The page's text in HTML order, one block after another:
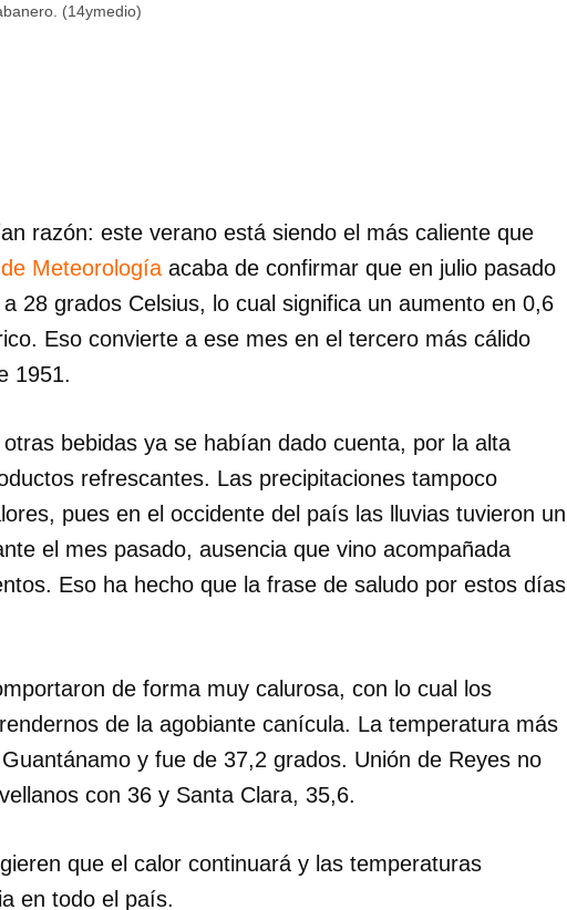
(14ymedio)
razón: este verano está siendo el más caliente que
Meteorología acaba de confirmar que en julio pasado
28 grados Celsius, lo cual significa un aumento en 0,6
Eso convierte a ese mes en el tercero más cálido
1951.
bebidas ya se habían dado cuenta, por la alta
refrescantes. Las precipitaciones tampoco
pues en el occidente del país las lluvias tuvieron un
el mes pasado, ausencia que vino acompañada
Eso ha hecho que la frase de saludo por estos días
de forma muy calurosa, con lo cual los
de la agobiante canícula. La temperatura más
y fue de 37,2 grados. Unión de Reyes no
con 36 y Santa Clara, 35,6.
que el calor continuará y las temperaturas
en todo el país.